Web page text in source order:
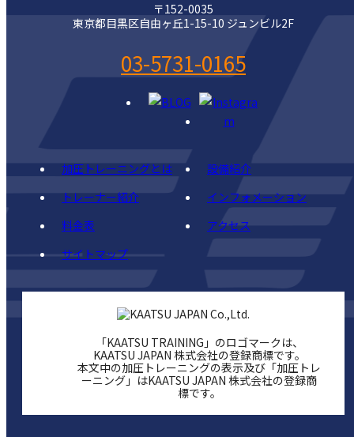
〒152-0035
東京都目黒区自由ヶ丘1-15-10 ジュンビル2F
03-5731-0165
加圧トレーニングとは
設備紹介
トレーナー紹介
インフォメーション
料金表
アクセス
サイトマップ
「KAATSU TRAINING」のロゴマークは、
KAATSU JAPAN 株式会社の登録商標です。
本文中の加圧トレーニングの表示及び「加圧トレ
ーニング」はKAATSU JAPAN 株式会社の登録商
標です。